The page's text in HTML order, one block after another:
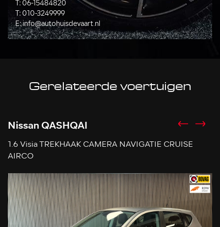
T: 06-15484820
T: 010-3249999
E:info@autohuisdevaart.nl
Gerelateerde voertuigen
Nissan QASHQAI
1.6 Visia TREKHAAK CAMERA NAVIGATIE CRUISE
AIRCO